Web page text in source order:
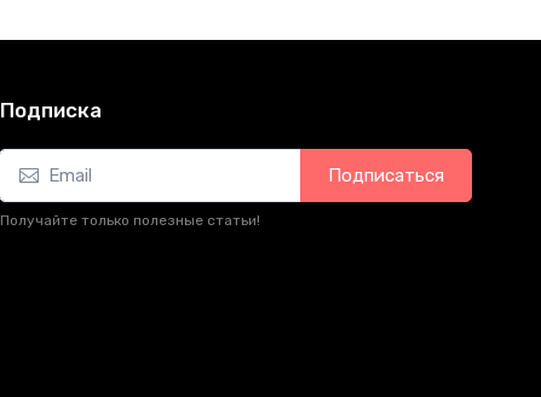
Подписка
Подписаться
Получайте только полезные статьи!